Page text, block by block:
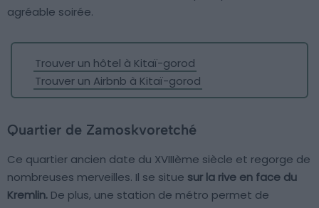
agréable soirée.
Trouver un hôtel à Kitaï-gorod
Trouver un Airbnb à Kitaï-gorod
Quartier de Zamoskvoretché
Ce quartier ancien date du XVIIIème siècle et regorge de
nombreuses merveilles. Il se situe sur la rive en face du
Kremlin. De plus, une station de métro permet de